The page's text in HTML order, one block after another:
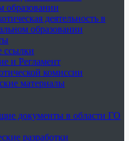
образовании
деятельность в
образовании
ссылки
и Регламент
комиссии
материалы
документы в области ГО
разработки